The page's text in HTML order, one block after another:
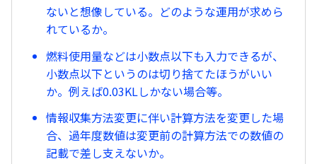
ないと想像している。どのような運用が求めら
れているか。
燃料使用量などは小数点以下も入力できるが、
小数点以下というのは切り捨てたほうがいい
か。例えば0.03KLしかない場合等。
情報収集方法変更に伴い計算方法を変更した場
合、過年度数値は変更前の計算方法での数値の
記載で差し支えないか。